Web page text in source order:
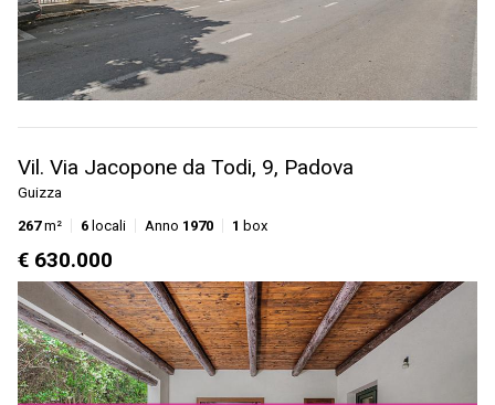
Vil. Via Jacopone da Todi, 9, Padova
Guizza
267m² 6 locali Anno 1970 1 box
€ 630.000